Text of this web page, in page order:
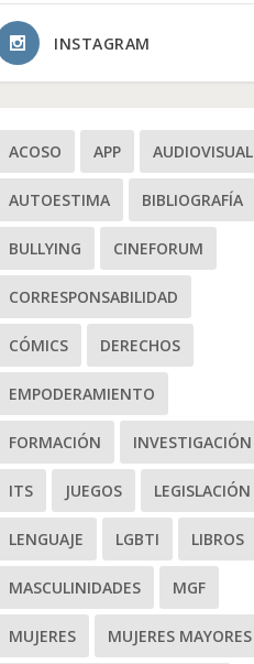
INSTAGRAM
ACOSO APP AUDIOVISUAL
AUTOESTIMA BIBLIOGRAFÍA
BULLYING CINEFORUM
CORRESPONSABILIDAD
CÓMICS DERECHOS
EMPODERAMIENTO
FORMACIÓN INVESTIGACIÓN
ITS JUEGOS LEGISLACIÓN
LENGUAJE LGBTI LIBROS
MASCULINIDADES MGF
MUJERES MUJERES MAYORES